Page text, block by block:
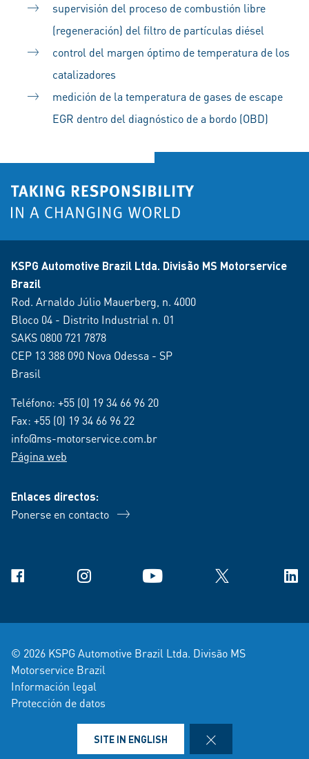
supervisión del proceso de combustión libre
(regeneración) del filtro de partículas diésel
control del margen óptimo de temperatura de los
catalizadores
medición de la temperatura de gases de escape
EGR dentro del diagnóstico de a bordo (OBD)
KSPG Automotive Brazil Ltda. Divisão MS Motorservice
Brazil
Rod. Arnaldo Júlio Mauerberg, n. 4000
Bloco 04 - Distrito Industrial n. 01
SAKS 0800 721 7878
CEP 13 388 090 Nova Odessa - SP
Brasil
Teléfono: +55 (0) 19 34 66 96 20
Fax: +55 (0) 19 34 66 96 22
info@ms-motorservice.com.br
Página web
Enlaces directos:
Ponerse en contacto
Facebook Instagram YouTube X
© 2026 KSPG Automotive Brazil Ltda. Divisão MS
Motorservice Brazil
Información legal
Protección de datos
SITE IN ENGLISH CLOSE